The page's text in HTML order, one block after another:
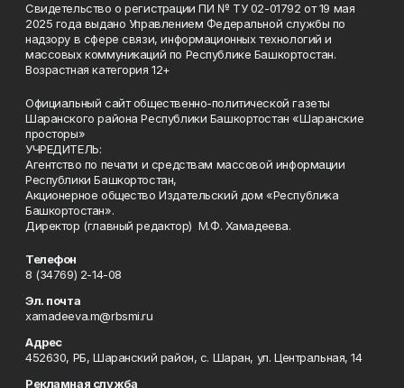
Свидетельство о регистрации ПИ № ТУ 02-01792 от 19 мая
2025 года выдано Управлением Федеральной службы по
надзору в сфере связи, информационных технологий и
массовых коммуникаций по Республике Башкортостан.
Возрастная категория 12+
Официальный сайт общественно-политической газеты
Шаранского района Республики Башкортостан «Шаранские
просторы»
УЧРЕДИТЕЛЬ:
Агентство по печати и средствам массовой информации
Республики Башкортостан,
Акционерное общество Издательский дом «Республика
Башкортостан».
Директор (главный редактор) М.Ф. Хамадеева.
Телефон
8 (34769) 2-14-08
Эл. почта
xamadeeva.m@rbsmi.ru
Адрес
452630, РБ, Шаранский район, с. Шаран, ул. Центральная, 14
Рекламная служба